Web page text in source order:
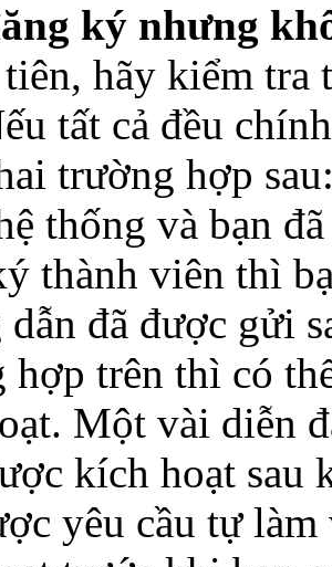
ký nhưng
hãy kiểm tra
tất cả đều
trường hợp
thống và bạn
thành viên thì
đã được gửi
hợp trên thì có
Một vài diễn
kích hoạt sau
yêu cầu tự